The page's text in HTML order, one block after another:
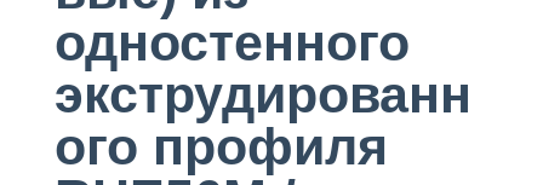
одностенного
экструдированн
ого профиля